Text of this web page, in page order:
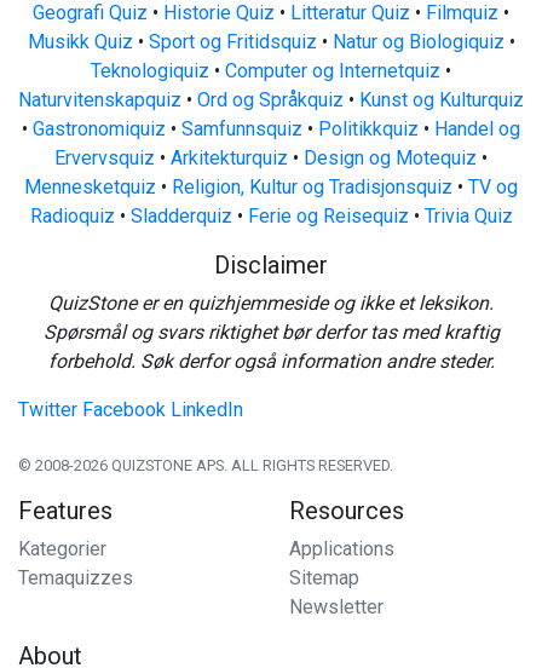
Geografi Quiz • Historie Quiz • Litteratur Quiz • Filmquiz •
Musikk Quiz • Sport og Fritidsquiz • Natur og Biologiquiz •
Teknologiquiz • Computer og Internetquiz •
Naturvitenskapquiz • Ord og Språkquiz • Kunst og Kulturquiz
• Gastronomiquiz • Samfunnsquiz • Politikkquiz • Handel og
Ervervsquiz • Arkitekturquiz • Design og Motequiz •
Mennesketquiz • Religion, Kultur og Tradisjonsquiz • TV og
Radioquiz • Sladderquiz • Ferie og Reisequiz • Trivia Quiz
Disclaimer
QuizStone er en quizhjemmeside og ikke et leksikon.
Spørsmål og svars riktighet bør derfor tas med kraftig
forbehold. Søk derfor også information andre steder.
Twitter Facebook LinkedIn
© 2008-2026 QUIZSTONE APS. ALL RIGHTS RESERVED.
Features
Kategorier
Temaquizzes
Resources
Applications
Sitemap
Newsletter
About